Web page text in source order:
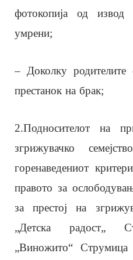
фотокопија од
умрени;
– Доколку родителите
престанок на брак;
2.Подносителот на
згрижувачко
горенаведениот
правото за
за престој на
„Детска радост„
„Виножито“